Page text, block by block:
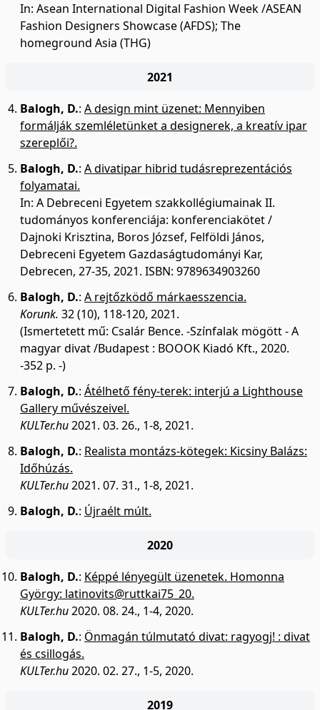
In: Asean International Digital Fashion Week /ASEAN
Fashion Designers Showcase (AFDS); The
homeground Asia (THG)
2021
Balogh, D.: A design mint üzenet: Mennyiben
formálják szemléletünket a designerek, a kreatív ipar
szereplői?.
Balogh, D.: A divatipar hibrid tudásreprezentációs
folyamatai.
In: A Debreceni Egyetem szakkollégiumainak II.
tudományos konferenciája: konferenciakötet /
Dajnoki Krisztina, Boros József, Felföldi János,
Debreceni Egyetem Gazdaságtudományi Kar,
Debrecen, 27-35, 2021. ISBN: 9789634903260
Balogh, D.: A rejtőzködő márkaesszencia.
Korunk. 32 (10), 118-120, 2021.
(Ismertetett mű: Csalár Bence. -Színfalak mögött - A
magyar divat /Budapest : BOOOK Kiadó Kft., 2020.
-352 p. -)
Balogh, D.: Átélhető fény-terek: interjú a Lighthouse
Gallery művészeivel.
KULTer.hu2021. 03. 26., 1-8, 2021.
Balogh, D.: Realista montázs-kötegek: Kicsiny Balázs:
Időhúzás.
KULTer.hu2021. 07. 31., 1-8, 2021.
Balogh, D.: Újraélt múlt.
2020
Balogh, D.: Képpé lényegült üzenetek. Homonna
György: latinovits@ruttkai75_20.
KULTer.hu2020. 08. 24., 1-4, 2020.
Balogh, D.: Önmagán túlmutató divat: ragyogj! : divat
és csillogás.
KULTer.hu2020. 02. 27., 1-5, 2020.
2019